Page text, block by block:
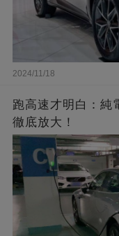
2024/11/18
跑高速才明白：純
徹底放大！